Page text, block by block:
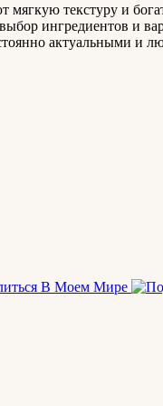
текстуру и
ингредиентов и
актуальными и